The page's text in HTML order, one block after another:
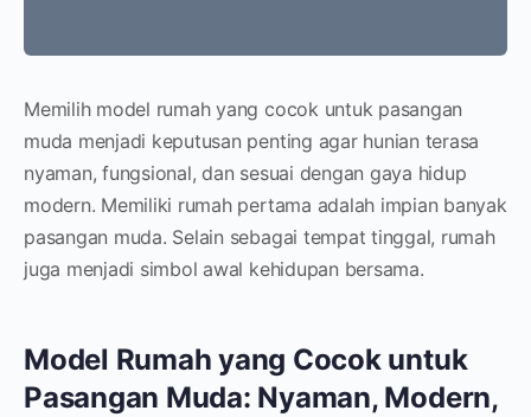
Memilih model rumah yang cocok untuk pasangan
muda menjadi keputusan penting agar hunian terasa
nyaman, fungsional, dan sesuai dengan gaya hidup
modern. Memiliki rumah pertama adalah impian banyak
pasangan muda. Selain sebagai tempat tinggal, rumah
juga menjadi simbol awal kehidupan bersama.
Model Rumah yang Cocok untuk
Pasangan Muda: Nyaman, Modern,